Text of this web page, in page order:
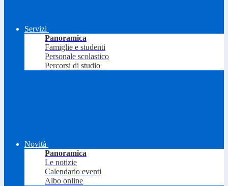
Servizi
Panoramica
Famiglie e studenti
Personale scolastico
Percorsi di studio
Novità
Panoramica
Le notizie
Calendario eventi
Albo online